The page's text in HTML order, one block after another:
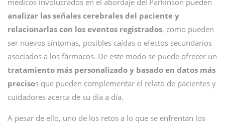
médicos involucrados en el abordaje del Parkinson pueden
analizar las señales cerebrales del paciente y
relacionarlas con los eventos registrados, como pueden
ser nuevos síntomas, posibles caídas o efectos secundarios
asociados a los fármacos. De este modo se puede ofrecer un
tratamiento más personalizado y basado en datos más
precisos que pueden complementar el relato de pacientes y
cuidadores acerca de su día a día.
A pesar de ello, uno de los retos a lo que se enfrentan los